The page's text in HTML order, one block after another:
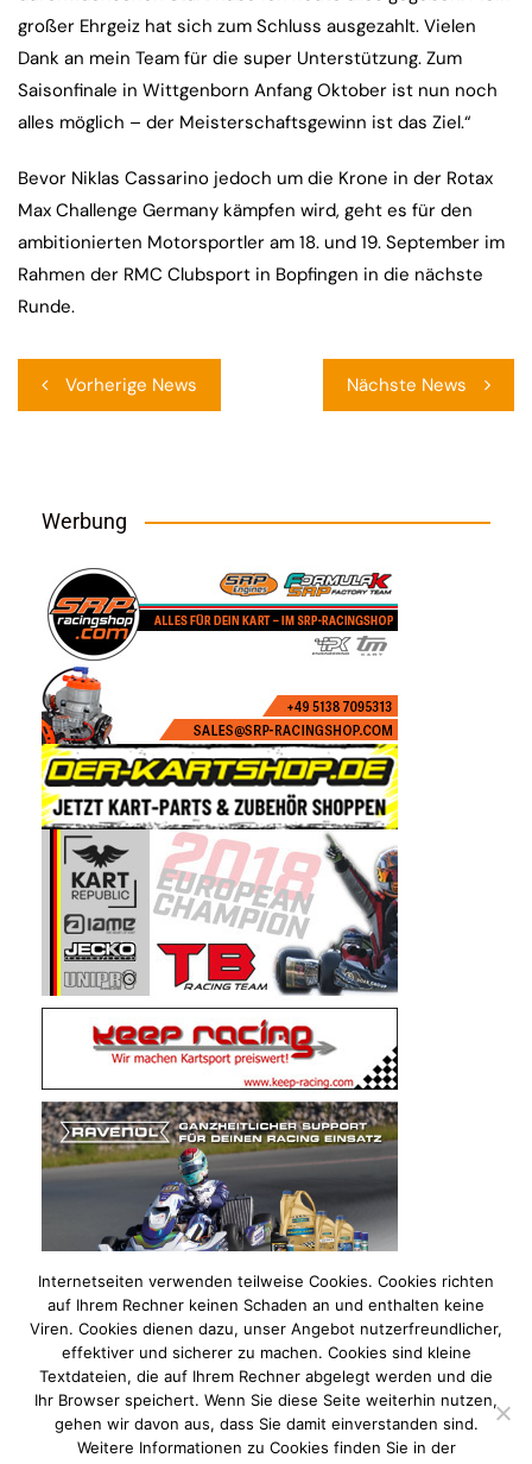
großer Ehrgeiz hat sich zum Schluss ausgezahlt. Vielen
Dank an mein Team für die super Unterstützung. Zum
Saisonfinale in Wittgenborn Anfang Oktober ist nun noch
alles möglich – der Meisterschaftsgewinn ist das Ziel.“
Bevor Niklas Cassarino jedoch um die Krone in der Rotax
Max Challenge Germany kämpfen wird, geht es für den
ambitionierten Motorsportler am 18. und 19. September im
Rahmen der RMC Clubsport in Bopfingen in die nächste
Runde.
Vorherige News Nächste News
Werbung
Internetseiten verwenden teilweise Cookies. Cookies richten
auf Ihrem Rechner keinen Schaden an und enthalten keine
Viren. Cookies dienen dazu, unser Angebot nutzerfreundlicher,
effektiver und sicherer zu machen. Cookies sind kleine
Textdateien, die auf Ihrem Rechner abgelegt werden und die
Ihr Browser speichert. Wenn Sie diese Seite weiterhin nutzen,
gehen wir davon aus, dass Sie damit einverstanden sind.
Weitere Informationen zu Cookies finden Sie in der